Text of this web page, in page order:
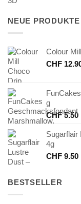
NEUE PRODUKTE
Colour
CHF
g
CHF5.50
Sugarflair
4g
CHF 9.50
BESTSELLER